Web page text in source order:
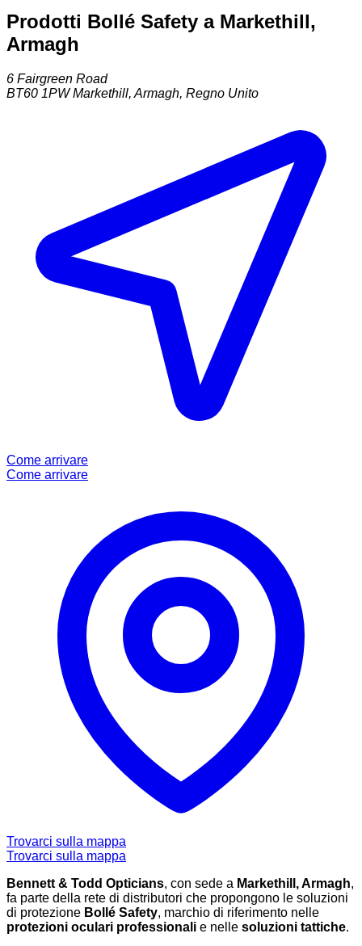
Prodotti Bollé Safety a Markethill,
Armagh
6 Fairgreen Road
BT60 1PW Markethill, Armagh, Regno Unito
Come arrivare
Come arrivare
Trovarci sulla mappa
Trovarci sulla mappa
Bennett & Todd Opticians, con sede a Markethill, Armagh,
fa parte della rete di distributori che propongono le soluzioni
di protezione Bollé Safety, marchio di riferimento nelle
protezioni oculari professionali e nelle soluzioni tattiche.